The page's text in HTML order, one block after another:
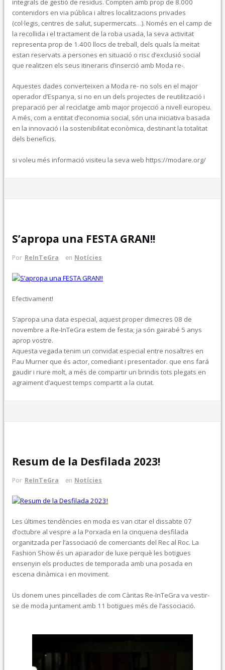
integrals de gestió de residus. Compten amb prop de 8.000
contenidors en via pública i altres localitzacions privades
(col·legis, centres de salut, supermercats…). Només en el camp de
la recollida i el tractament de la roba usada, la seva activitat
representa prop de 1.400 llocs de treball, dels quals la meitat
estan reservats a persones en situació o risc d’exclusió social
que realitzen els seus itineraris d’inserció amb Moda re-.
Aquestes dades converteixen a Moda re- no sols en el major
operador d’Espanya, si no en un dels projectes de reutilització i
preparació per al reciclatge amb major projecció a nivell europeu.
A més, com a entitat d’economia social, són una iniciativa basada
en la innovació i la sostenibilitat econòmica, destinant la totalitat
dels beneficis.
si voleu més informació visiteu la seva web https://modare.org/
S’apropa una FESTA GRAN!!
Por ReInTeGra en Notícies
Efectivament!
S’apropa una data especial, aquest proper dimecres 08 de
novembre a Re-InTeGra estem de festa; ja són gairabé 5 anys
aprop vostre.
Aquesta vegada tenim un convidat especial entre nosaltres en
Pau Murner que és actor, comediant i presentador. que ens fará
gaudir i riure molt, a més de compartir un brindis tots plegats en
agraiment d’aquest temps compartit a la ciutat.
Resum de la Desfilada 2023!
Por ReInTeGra en Notícies
Les últimes tendències en moda es van citar el dissabte 07
d’octubre al vespre a la Porxada en la cinquena desfilada
organitzada per l’associació de comerciants del Rec al Roc. La
Fashion Show és un aparador de luxe perquè les botigues
ensenyin els productes de temporada amb una posada en
escena dinàmica i en moviment.
Us donem unes pincellades de com Càritas Re-InTeGra va vestir-
se de moda juntament amb 11 botigues més de l’associació.